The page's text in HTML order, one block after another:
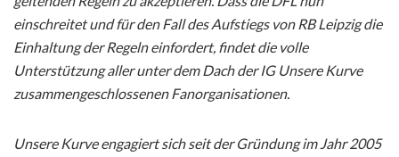
einschreitet und für den Fall des Aufstiegs von RB Leipzig die
Einhaltung der Regeln einfordert, findet die volle
Unterstützung aller unter dem Dach der IG Unsere Kurve
zusammengeschlossenen Fanorganisationen.
Unsere Kurve engagiert sich seit der Gründung im Jahr 2005